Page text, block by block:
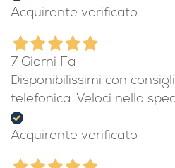
Acquirente verificato
7 Giorni Fa
Disponibilissimi con
telefonica. Veloci nella
Acquirente verificato